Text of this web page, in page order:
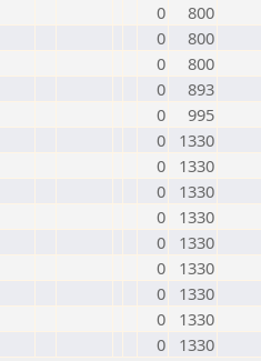
0
800
0
800
0
800
0
893
0
995
0
1330
0
1330
0
1330
0
1330
0
1330
0
1330
0
1330
0
1330
0 1330